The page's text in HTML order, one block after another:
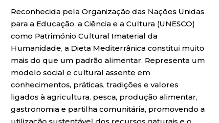
Reconhecida pela Organização das Nações Unidas
para a Educação, a Ciência e a Cultura (UNESCO)
como Património Cultural Imaterial da
Humanidade, a Dieta Mediterrânica constitui muito
mais do que um padrão alimentar. Representa um
modelo social e cultural assente em
conhecimentos, práticas, tradições e valores
ligados à agricultura, pesca, produção alimentar,
gastronomia e partilha comunitária, promovendo a